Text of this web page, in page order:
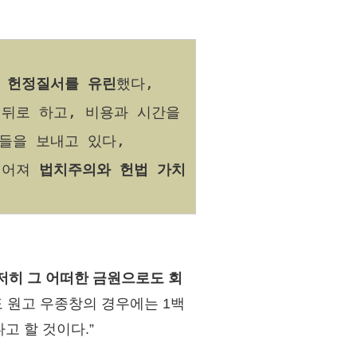
헌정질서를 유린했다,
로 하고, 비용과 시간을
을 보내고 있다,
져 법치주의와 헌법 가치
그 어떠한 금원으로도 회
고 우종창의 경우에는 1백
할 것이다.”